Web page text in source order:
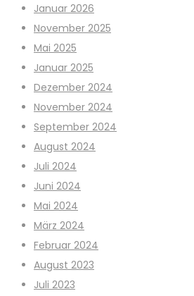
Januar 2026
November 2025
Mai 2025
Januar 2025
Dezember 2024
November 2024
September 2024
August 2024
Juli 2024
Juni 2024
Mai 2024
März 2024
Februar 2024
August 2023
Juli 2023